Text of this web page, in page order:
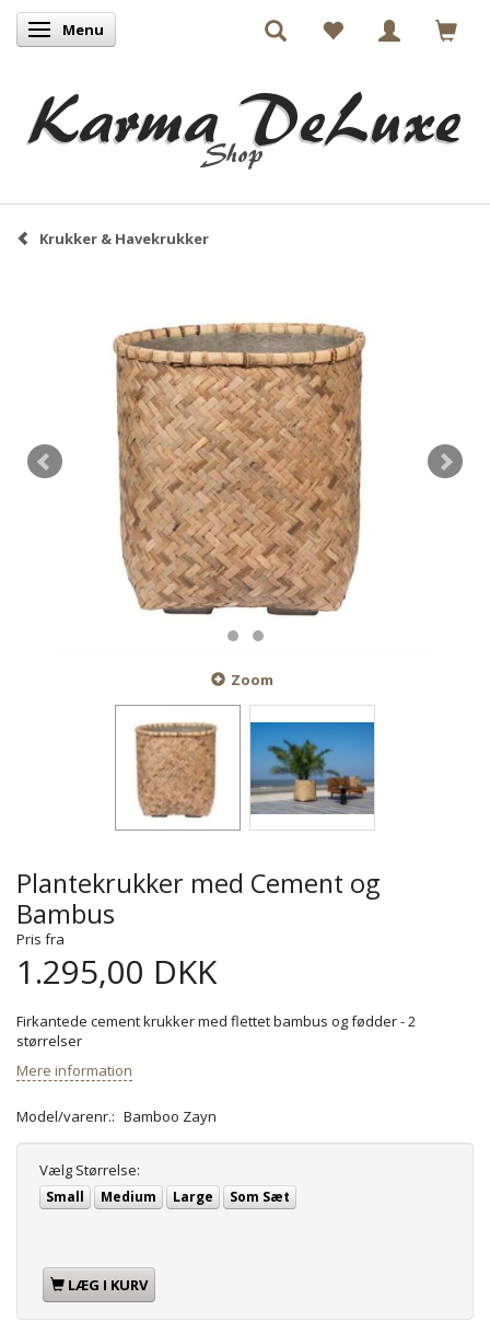
Skifte navigation
Menu
Krukker & Havekrukker
Zoom
Plantekrukker med Cement og
Bambus
Pris fra
1.295,00 DKK
Firkantede cement krukker med flettet bambus og fødder - 2
størrelser
Mere information
Model/varenr.: Bamboo Zayn
Vælg Størrelse:
Small Medium Large Som Sæt
LÆG I KURV